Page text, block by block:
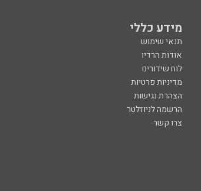
מידע כללי
תנאי שימוש
אודות הרדיו
לוח שידורים
מדיניות פרטיות
הצהרת נגישות
הרשמה לניוזלטר
צרו קשר